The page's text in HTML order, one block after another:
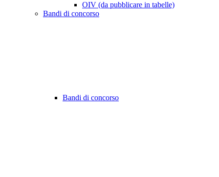
OIV (da pubblicare in tabelle)
Bandi di concorso
Bandi di concorso